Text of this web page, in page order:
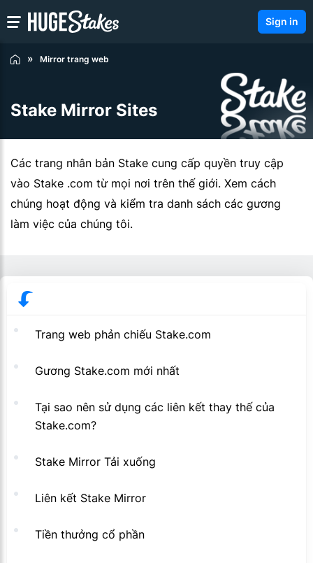
Sign in
Mirror trang web
Stake Mirror Sites
Các trang nhân bản Stake cung cấp quyền truy cập
vào Stake .com từ mọi nơi trên thế giới. Xem cách
chúng hoạt động và kiểm tra danh sách các gương
làm việc của chúng tôi.
Trang web phản chiếu Stake.com
Gương Stake.com mới nhất
Tại sao nên sử dụng các liên kết thay thế của
Stake.com?
Stake Mirror Tải xuống
Liên kết Stake Mirror
Tiền thưởng cổ phần